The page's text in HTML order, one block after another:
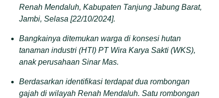
Renah Mendaluh, Kabupaten Tanjung Jabung Barat,
Jambi, Selasa [22/10/2024].
Bangkainya ditemukan warga di konsesi hutan
tanaman industri (HTI) PT Wira Karya Sakti (WKS),
anak perusahaan Sinar Mas.
Berdasarkan identifikasi terdapat dua rombongan
gajah di wilayah Renah Mendaluh. Satu rombongan